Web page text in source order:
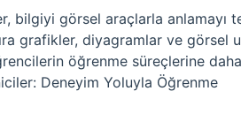
bilgiyi görsel araçlarla anlamayı
grafikler, diyagramlar ve görsel
öğrenme süreçlerine
Deneyim Yoluyla Öğrenme